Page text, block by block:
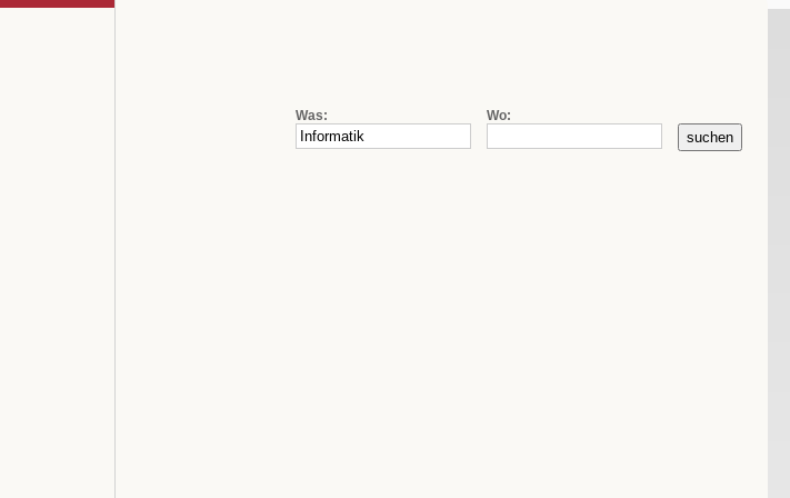
Was: Wo: